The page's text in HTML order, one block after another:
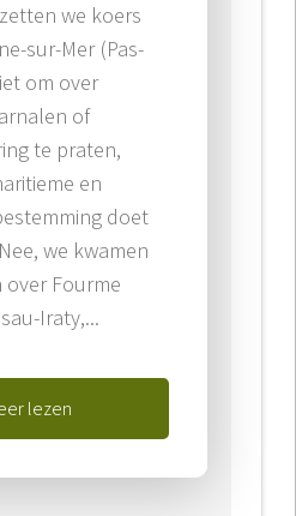
we koers
sur-Mer (Pas-
om over
of
te praten,
en
doet
we kwamen
Fourme
Iraty,...
lezen